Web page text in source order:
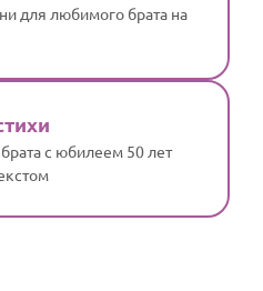
для любимого брата на
с юбилеем 50 лет